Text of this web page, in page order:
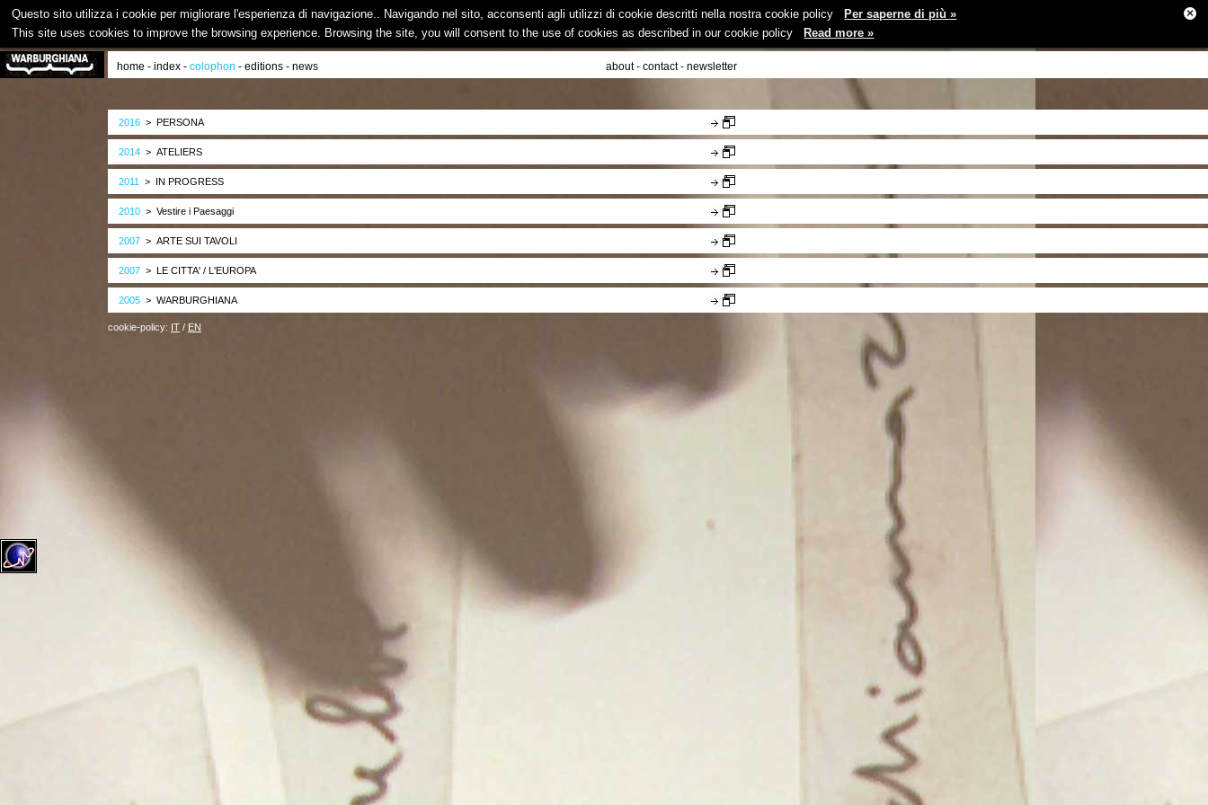
Questo sito utilizza i cookie per migliorare l'esperienza di navigazione.. Navigando nel sito, acconsenti agli utilizzi di cookie descritti nella nostra cookie policy
Per saperne di più »
This site uses cookies to improve the browsing experience. Browsing the site, you will consent to the use of cookies as described in our cookie policy
Read more »
×
home - index - colophon - editions - news about- contact- newsletter
2016 > PERSONA
2014 > ATELIERS
2011 > IN PROGRESS
2010 > Vestire i Paesaggi
2007 > ARTE SUI TAVOLI
2007 > LE CITTA' / L'EUROPA
2005 > WARBURGHIANA
cookie-policy: IT / EN